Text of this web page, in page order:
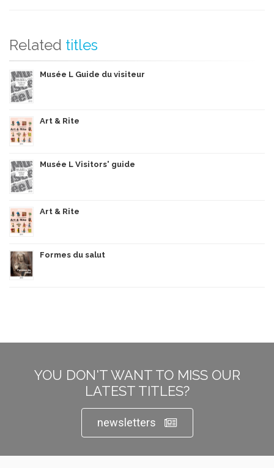
Related titles
Musée L Guide du visiteur
Art & Rite
Musée L Visitors' guide
Art & Rite
Formes du salut
YOU DON'T WANT TO MISS OUR
LATEST TITLES?
newsletters